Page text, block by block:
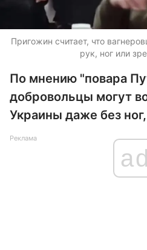
Пригожин считает, что
рук, ног или
По мнению "повара
добровольцы могут
Украины даже без
Реклама
ad